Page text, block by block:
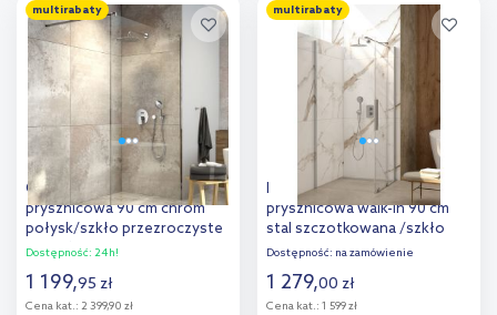
multirabaty
Oltens Vida ścianka
prysznicowa 90 cm chrom
połysk/szkło przezroczyste
22002100
Dostępność: 24h!
1 199,95 zł
Cena kat.: 2 399,90 zł
multirabaty
Deante Prizma ścianka
prysznicowa walk-in 90 cm
stal szczotkowana /szkło
przezroczyste KTJ_F39R
Dostępność: na zamówienie
1 279,00 zł
Cena kat.: 1 599 zł